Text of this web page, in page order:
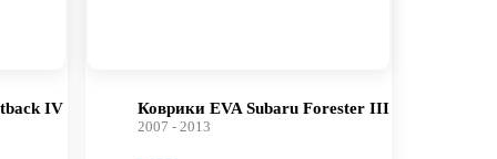
IV Коврики EVA Subaru Forester III
2007 - 2013